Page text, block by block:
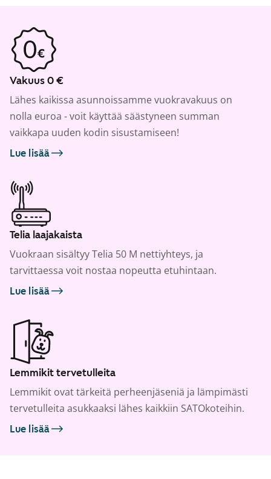
Vakuus 0 €
Lähes kaikissa asunnoissamme vuokravakuus on
nolla euroa - voit käyttää säästyneen summan
vaikkapa uuden kodin sisustamiseen!
Lue lisää
Telia laajakaista
Vuokraan sisältyy Telia 50 M nettiyhteys, ja
tarvittaessa voit nostaa nopeutta etuhintaan.
Lue lisää
Lemmikit tervetulleita
Lemmikit ovat tärkeitä perheenjäseniä ja lämpimästi
tervetulleita asukkaaksi lähes kaikkiin SATOkoteihin.
Lue lisää